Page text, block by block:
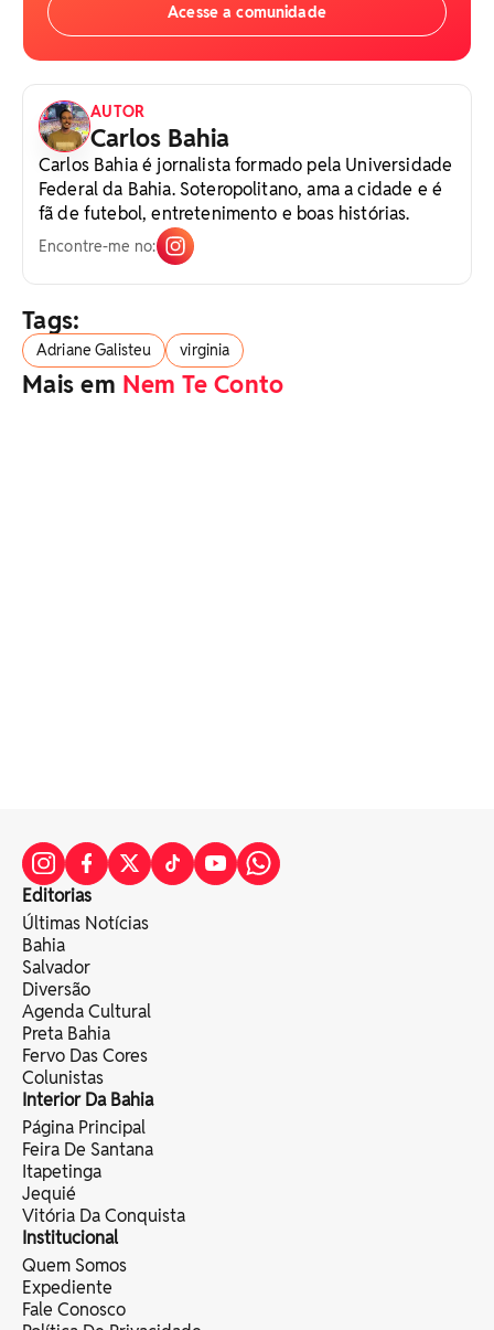
Acesse a comunidade
AUTOR
Carlos Bahia
Carlos Bahia é jornalista formado pela Universidade
Federal da Bahia. Soteropolitano, ama a cidade e é
fã de futebol, entretenimento e boas histórias.
Encontre-me no:
Tags:
Adriane Galisteu virginia
Mais em Nem Te Conto
Editorias
Últimas Notícias
Bahia
Salvador
Diversão
Agenda Cultural
Preta Bahia
Fervo Das Cores
Colunistas
Interior Da Bahia
Página Principal
Feira De Santana
Itapetinga
Jequié
Vitória Da Conquista
Institucional
Quem Somos
Expediente
Fale Conosco